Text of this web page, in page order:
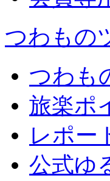
つわもの
つわも
旅楽ポ
レポー
公式ゆ